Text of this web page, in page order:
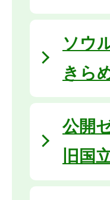
ソウ
きら
公開
旧国